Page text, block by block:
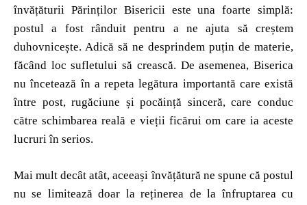
învățăturii Părinților Bisericii este una foarte simplă:
postul a fost rânduit pentru a ne ajuta să creștem
duhovnicește. Adică să ne desprindem puțin de materie,
făcând loc sufletului să crească. De asemenea, Biserica
nu încetează în a repeta legătura importantă care există
între post, rugăciune și pocăință sinceră, care conduc
către schimbarea reală e vieții ficărui om care ia aceste
lucruri în serios.
Mai mult decât atât, aceeași învățătură ne spune că postul
nu se limitează doar la reținerea de la înfruptarea cu